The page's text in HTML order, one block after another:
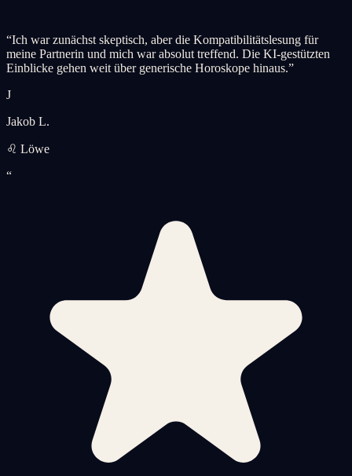
“Ich war zunächst skeptisch, aber die Kompatibilitätslesung für
meine Partnerin und mich war absolut treffend. Die KI-gestützten
Einblicke gehen weit über generische Horoskope hinaus.”
J
Jakob L.
♌ Löwe
“